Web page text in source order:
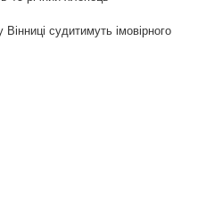
судитимуть імовірного